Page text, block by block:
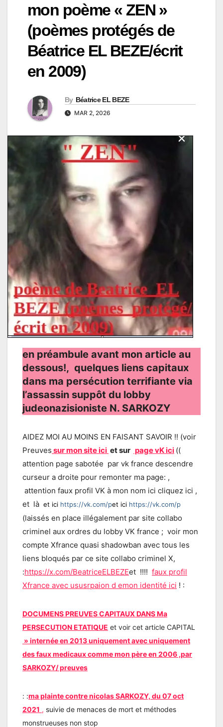
mon poème « ZEN »
(poèmes protégés de
Béatrice EL BEZE/écrit
en 2009)
By Béatrice EL BEZE
MAR 2, 2026
en préambule avant mon article au
dessous!, quelques liens capitaux
dans ma persécution terrifiante via
l’assassin suppôt du lobby
judeonazisioniste N. SARKOZY
AIDEZ MOI AU MOINS EN FAISANT SAVOIR !! (voir
Preuves sur mon site ici et sur page vK ici ((
attention page sabotée par vk france descendre
curseur a droite pour remonter ma page: ,
attention faux profil VK à mon nom ici cliquez ici ,
et là et ici https://vk.com/pet ici https://vk.com/p
(laissés en place illégalement par site collabo
criminel aux ordres du lobby VK france ; voir mon
compte Xfrance quasi shadowban avec tous les
liens bloqués par ce site collabo criminel X,
:https://x.com/BeatriceELBEZEet !!!! faux profil
Xfrance avec ususrpaion d emon identité ici ! :
DOCUMENS PREUVES CAPITAUX DANS Ma
PERSECUTION ETATIQUE et voir cet article CAPITAL
» internée en 2013 uniquement avec uniquement
des faux medicaux comme mon père en 2006 ,par
SARKOZY/ preuves
: :ma plainte contre nicolas SARKOZY, du 07 oct
2021 , suivie de menaces de mort et méthodes
monstrueuses non stop